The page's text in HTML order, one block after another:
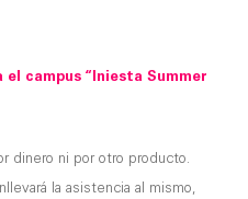
el campus “Iniesta Summer
dinero ni por otro producto.
la asistencia al mismo,